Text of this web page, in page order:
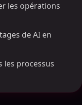
les opérations
de AI en
les processus